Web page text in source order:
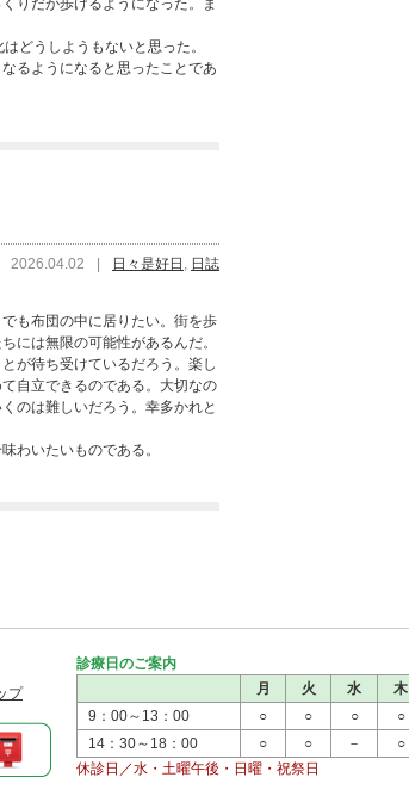
りだが歩けるようになった。ま
どうしようもないと思った。
るようになると思ったことであ
2026.04.02 日々是好日 , 日誌
も布団の中に居りたい。街を歩
には無限の可能性があるんだ。
が待ち受けているだろう。楽し
自立できるのである。大切なの
のは難しいだろう。幸多かれと
わいたいものである。
プ
診療日のご案内
月
火 水 木
9：00～13：00
○ ○ ○ ○
14：30～18：00
○ ○ － ○
休診日／水・土曜午後・日曜・祝祭日